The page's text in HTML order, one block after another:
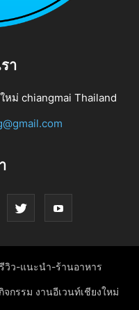
า
หม่ chiangmai Thailand
รีวิว-แนะนำ-ร้านอาหาร
จกรรม งานอีเวนท์เชียงใหม่